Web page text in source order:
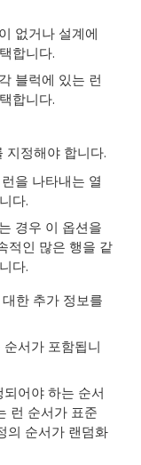
없거나 설계에
합니다.
블럭에 있는 런
합니다.
지정해야 합니다.
을 나타내는 열
다.
경우 이 옵션을
적인 많은 행을 같
다.
한 추가 정보를
서가 포함됩니
어야 하는 순서
런 순서가 표준
의 순서가 랜덤화